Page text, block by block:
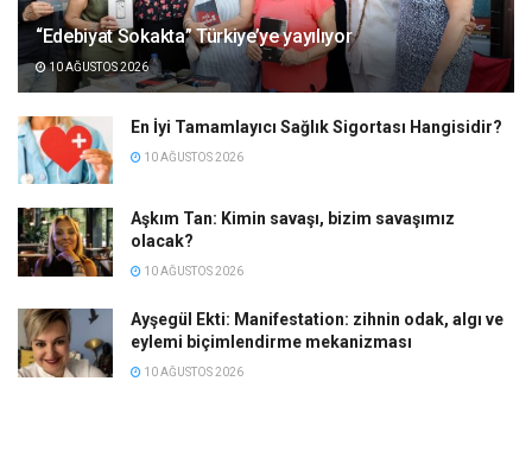
“Edebiyat Sokakta” Türkiye’ye yayılıyor
10 AĞUSTOS 2026
En İyi Tamamlayıcı Sağlık Sigortası Hangisidir?
10 AĞUSTOS 2026
Aşkım Tan: Kimin savaşı, bizim savaşımız
olacak?
10 AĞUSTOS 2026
Ayşegül Ekti: Manifestation: zihnin odak, algı ve
eylemi biçimlendirme mekanizması
10 AĞUSTOS 2026